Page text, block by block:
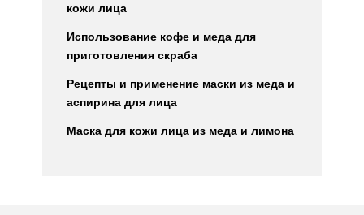
кожи лица
Использование кофе и меда для
приготовления скраба
Рецепты и применение маски из меда и
аспирина для лица
Маска для кожи лица из меда и лимона